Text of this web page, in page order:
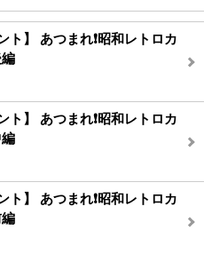
ト】 あつまれ❗️昭和レトロカ
ト】 あつまれ❗️昭和レトロカ
ト】 あつまれ❗️昭和レトロカ